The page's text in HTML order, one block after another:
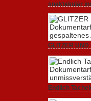
spektakulär
GLITZER
Amerika.
3. Oktober 2020,
Endlich